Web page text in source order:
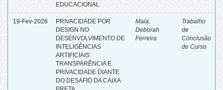
EDUCACIONAL
19-Fev-2026
PRIVACIDADE POR
DESIGN NO
DESENVOLVIMENTO DE
INTELIGÊNCIAS
ARTIFICIAIS:
TRANSPARÊNCIA E
PRIVACIDADE DIANTE
DO DESAFIO DA CAIXA
Maia,
Deborah
Ferreira
Trabalho
de
Conclusão
de Curso